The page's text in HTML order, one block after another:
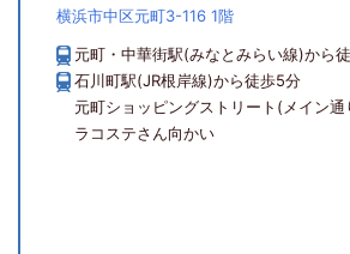
横浜市中区元町3-116 1階
元町・中華街駅(みなとみらい線)から
石川町駅(JR根岸線)から徒歩5分
元町ショッピングストリート(メイン通
ラコステさん向かい